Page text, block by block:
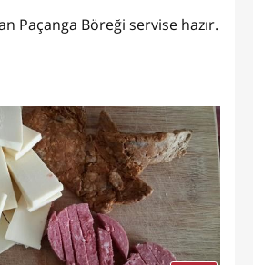
Paçanga Böreği servise hazır.